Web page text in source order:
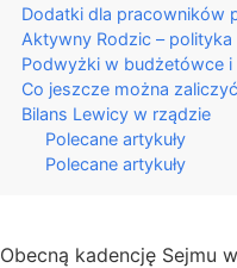
Dodatki dla pracowników
Aktywny Rodzic –
Podwyżki w budżetówce i
Co jeszcze można
Bilans Lewicy w rządzie
Polecane artykuły
Polecane artykuły
Obecną kadencję Sejmu